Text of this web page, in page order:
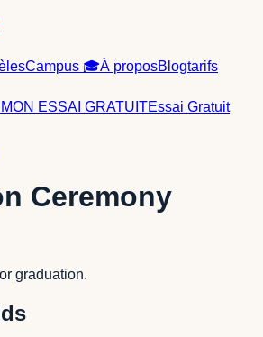
Campus 🎓À proposBlogtarifs
ESSAI GRATUITEssai Gratuit
Ceremony
graduation.